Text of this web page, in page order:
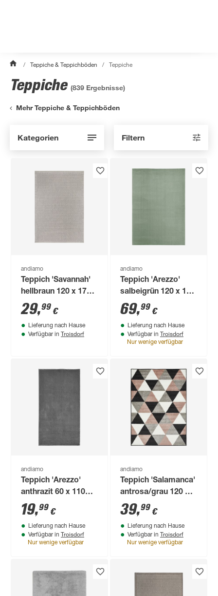
/ Teppiche & Teppichböden / Teppiche
Teppiche (839 Ergebnisse)
Mehr Teppiche & Teppichböden
Kategorien Filtern
andiamo
Teppich 'Savannah'
hellbraun 120 x 170
cm
29,99 €
Lieferung nach Hause
Verfügbar in Troisdorf
andiamo
Teppich 'Arezzo'
salbeigrün 120 x 170
cm
69,99 €
Lieferung nach Hause
Verfügbar in Troisdorf
Nur wenige verfügbar
andiamo
Teppich 'Arezzo'
anthrazit 60 x 110
cm
19,99 €
Lieferung nach Hause
Verfügbar in Troisdorf
Nur wenige verfügbar
andiamo
Teppich 'Salamanca'
antrosa/grau 120 x
170 cm
39,99 €
Lieferung nach Hause
Verfügbar in Troisdorf
Nur wenige verfügbar